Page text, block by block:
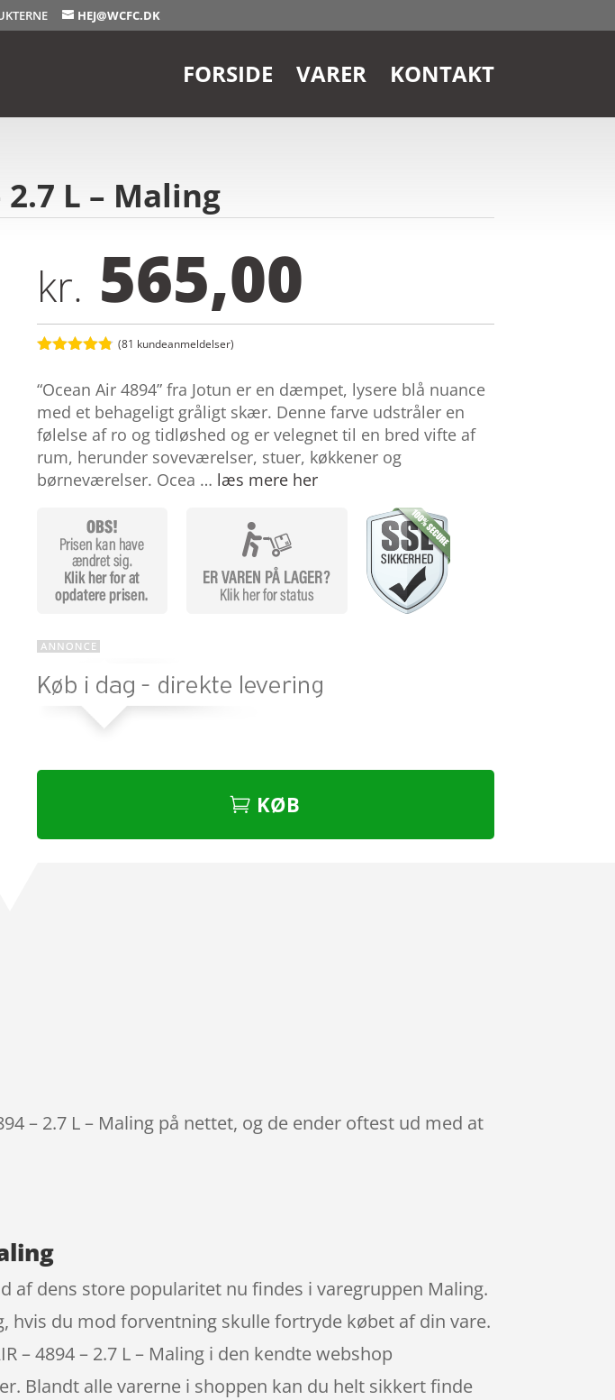
HEJ@WCFC.DK
FORSIDE VARER KONTAKT
2.7 L – Maling
kr. 565,00
ud af 5
baseret på
kundebedøm
melser
(81 kundeanmeldelser)
“Ocean Air 4894” fra Jotun er en dæmpet, lysere blå nuance
med et behageligt gråligt skær. Denne farve udstråler en
følelse af ro og tidløshed og er velegnet til en bred vifte af
rum, herunder soveværelser, stuer, køkkener og
børneværelser. Ocea … læs mere her
KØB
– 2.7 L – Maling på nettet, og de ender oftest ud med at
af dens store popularitet nu findes i varegruppen Maling.
hvis du mod forventning skulle fortryde købet af din vare.
– 4894 – 2.7 L – Maling i den kendte webshop
Blandt alle varerne i shoppen kan du helt sikkert finde